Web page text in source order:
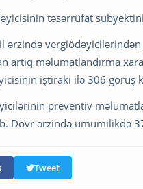
təsərrüfat
ərzində vergiödəyicilərindən
artıq məlumatlandırma
iştirakı ilə 306 görüş
preventiv
Dövr ərzində ümumilikdə
Tweet